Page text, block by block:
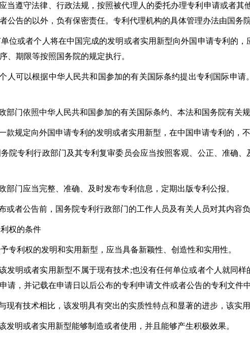
遵守法律、行政法规，按照被代理人的委托办理专利申请或者其
公告的以外，负有保密责任。专利代理机构的具体管理办法由国务院
或者个人将在中国完成的发明或者实用新型向外国申请专利的，
、期限等按照国务院的规定执行。
可以根据中华人民共和国参加的有关国际条约提出专利国际申请
门依照中华人民共和国参加的有关国际条约、本法和国务院有关规
规定向外国申请专利的发明或者实用新型，在中国申请专利的，不
专利行政部门及其专利复审委员会应当按照客观、公正、准确、
门应当完整、准确、及时发布专利信息，定期出版专利公报。
者公告前，国务院专利行政部门的工作人员及有关人员对其内容负
权的条件
利权的发明和实用新型，应当具备新颖性、创造性和实用性。
明或者实用新型不属于现有技术;也没有任何单位或者个人就同样
请，并记载在申请日以后公布的专利申请文件或者公告的专利文件中
有技术相比，该发明具有突出的实质性特点和显著的进步，该实用
明或者实用新型能够制造或者使用，并且能够产生积极效果。